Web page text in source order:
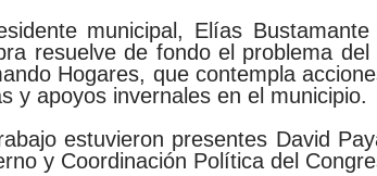
municipal, Elías
resuelve de fondo el problema
Hogares, que contempla
y apoyos invernales en el municipio.
estuvieron presentes David
y Coordinación Política del